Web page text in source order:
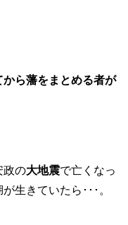
から藩をまとめる者が
政の大地震で亡くなっ
生きていたら･･･。